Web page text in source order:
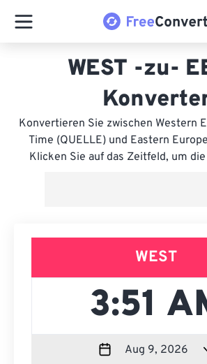
WEST -zu-
Konvertieren Sie zwischen Western
Time (QUELLE) und Eastern
Klicken Sie auf das Zeitfeld, um
WEST